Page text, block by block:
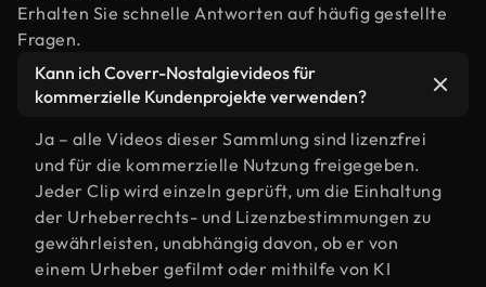
Erhalten Sie schnelle Antworten auf häufig gestellte
Fragen.
Kann ich Coverr-Nostalgievideos für
kommerzielle Kundenprojekte verwenden?
Ja – alle Videos dieser Sammlung sind lizenzfrei
und für die kommerzielle Nutzung freigegeben.
Jeder Clip wird einzeln geprüft, um die Einhaltung
der Urheberrechts- und Lizenzbestimmungen zu
gewährleisten, unabhängig davon, ob er von
einem Urheber gefilmt oder mithilfe von KI